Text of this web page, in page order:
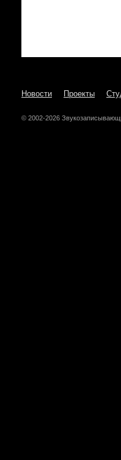
Новости Проекты
© 2002-2026